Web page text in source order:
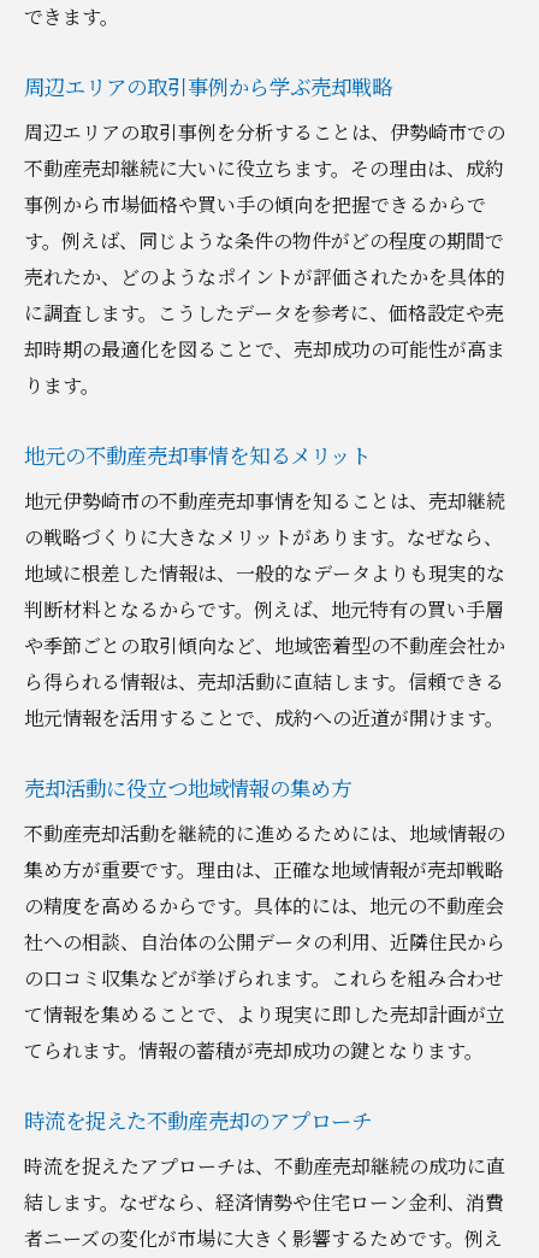
できます。
周辺エリアの取引事例から学ぶ売却戦略
周辺エリアの取引事例を分析することは、伊勢崎市での
不動産売却継続に大いに役立ちます。その理由は、成約
事例から市場価格や買い手の傾向を把握できるからで
す。例えば、同じような条件の物件がどの程度の期間で
売れたか、どのようなポイントが評価されたかを具体的
に調査します。こうしたデータを参考に、価格設定や売
却時期の最適化を図ることで、売却成功の可能性が高ま
ります。
地元の不動産売却事情を知るメリット
地元伊勢崎市の不動産売却事情を知ることは、売却継続
の戦略づくりに大きなメリットがあります。なぜなら、
地域に根差した情報は、一般的なデータよりも現実的な
判断材料となるからです。例えば、地元特有の買い手層
や季節ごとの取引傾向など、地域密着型の不動産会社か
ら得られる情報は、売却活動に直結します。信頼できる
地元情報を活用することで、成約への近道が開けます。
売却活動に役立つ地域情報の集め方
不動産売却活動を継続的に進めるためには、地域情報の
集め方が重要です。理由は、正確な地域情報が売却戦略
の精度を高めるからです。具体的には、地元の不動産会
社への相談、自治体の公開データの利用、近隣住民から
の口コミ収集などが挙げられます。これらを組み合わせ
て情報を集めることで、より現実に即した売却計画が立
てられます。情報の蓄積が売却成功の鍵となります。
時流を捉えた不動産売却のアプローチ
時流を捉えたアプローチは、不動産売却継続の成功に直
結します。なぜなら、経済情勢や住宅ローン金利、消費
者ニーズの変化が市場に大きく影響するためです。例え